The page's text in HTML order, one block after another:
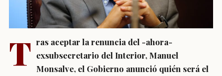
T ras aceptar la renuncia del -ahora-
exsubsecretario del Interior, Manuel
Monsalve, el Gobierno anunció quién será el